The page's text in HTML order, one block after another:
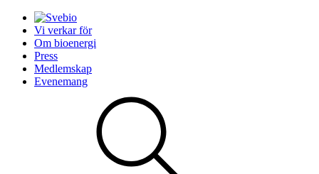
Vi verkar för
Om bioenergi
Press
Medlemskap
Evenemang